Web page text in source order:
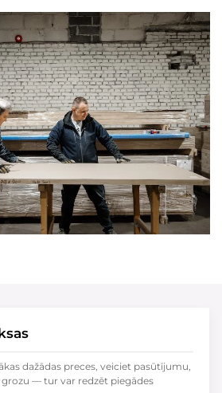
dažādas preces, veiciet pasūtījumu,
— tur var redzēt piegādes